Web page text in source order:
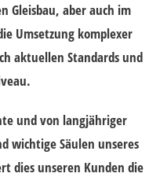
Gleisbau, aber auch im
Umsetzung komplexer
aktuellen Standards und
und von langjähriger
wichtige Säulen unseres
dies unseren Kunden die